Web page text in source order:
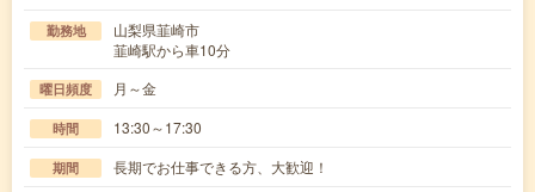
勤務地
山梨県韮崎市
韮崎駅から車10分
曜日頻度 月～金
時間 13:30～17:30
期間 長期でお仕事できる方、大歓迎！